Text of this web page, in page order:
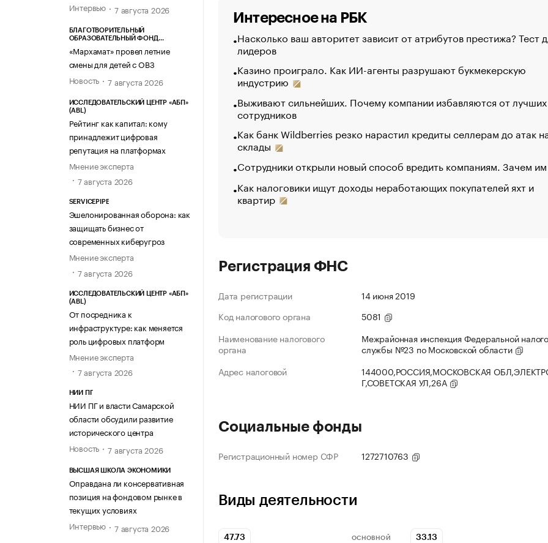
Интервью
7 августа 2026
БЛАГОТВОРИТЕЛЬНЫЙ
ОБРАЗОВАТЕЛЬНЫЙ ФОНД
«Мархамат» провел летние
смены для детей с ОВЗ
Новость
7 августа 2026
ИССЛЕДОВАТЕЛЬСКИЙ ЦЕНТР «АБП»
(ABL)
Рейтинг как капитал: кому
принадлежит цифровая
репутация на платформах
Мнение эксперта
7 августа 2026
SERVICEPIPE
Эшелонированная оборона: как
защищать бизнес от
современных киберугроз
Мнение эксперта
7 августа 2026
ИССЛЕДОВАТЕЛЬСКИЙ ЦЕНТР «АБП»
(ABL)
От посредника к
инфраструктуре: как меняется
роль цифровых платформ
Мнение эксперта
7 августа 2026
НИИ ПГ
НИИ ПГ и власти Самарской
области обсудили развитие
исторического центра
Новость
7 августа 2026
ВЫСШАЯ ШКОЛА ЭКОНОМИКИ
Оправдана ли консервативная
позиция на фондовом рынке в
текущих условиях
Интервью
7 августа 2026
Интересное на РБК
Насколько ваш авторитет зависит от атрибутов престижа? Тест
лидеров
Казино проиграло. Как ИИ-агенты разрушают букмекерскую
индустрию
Выживают сильнейших. Почему компании избавляются от лучших
сотрудников
Как банк Wildberries резко нарастил кредиты селлерам до атак
склады
Сотрудники открыли новый способ вредить компаниям. Зачем
Как налоговики ищут доходы неработающих покупателей яхт и
квартир
Регистрация ФНС
Дата регистрации
14 июня 2019
Код налогового органа
5081
Наименование налогового
органа
Межрайонная инспекция Федеральной
службы №23 по Московской области
Адрес налоговой
144000,РОССИЯ,МОСКОВСКАЯ
Г,СОВЕТСКАЯ УЛ,26А
Социальные фонды
Регистрационный номер СФР 1272710763
Виды деятельности
47.73 ОСНОВНОЙ 33.13